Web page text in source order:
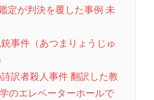
定が判決を覆した事例 未
事件（あつまりょうじゅ
訳者殺人事件 翻訳した教
のエレベーターホールで